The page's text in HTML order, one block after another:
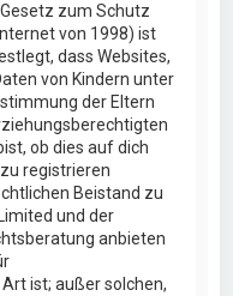
zum Schutz
von 1998) ist
dass Websites,
von Kindern unter
der Eltern
ob dies auf dich
registrieren
Beistand zu
und der
anbieten
ist; außer solchen,